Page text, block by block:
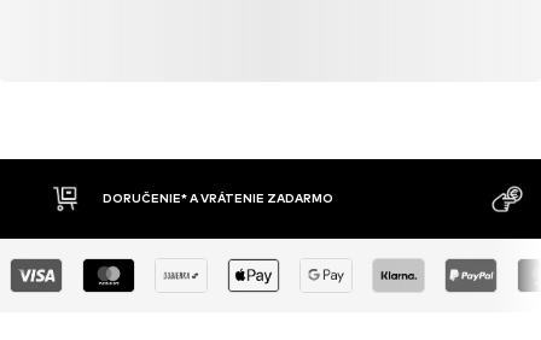
DORUČENIE* A VRÁTENIE ZADARMO